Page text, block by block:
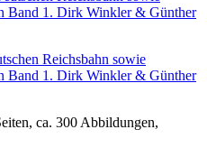
Reichsbahn sowie
Band 1. Dirk Winkler & Günther
ca. 300 Abbildungen,